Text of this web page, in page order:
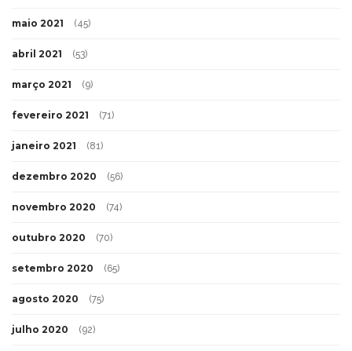
maio 2021 (45)
abril 2021 (53)
março 2021 (9)
fevereiro 2021 (71)
janeiro 2021 (81)
dezembro 2020 (56)
novembro 2020 (74)
outubro 2020 (70)
setembro 2020 (65)
agosto 2020 (75)
julho 2020 (92)